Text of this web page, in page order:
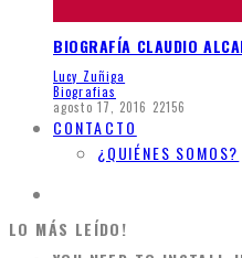
BIOGRAFÍA CLAUDIO
Lucy Zuñiga
Biografias
agosto 17, 2016 22156
CONTACTO
¿QUIÉNES SOMOS?
LO MÁS LEÍDO!